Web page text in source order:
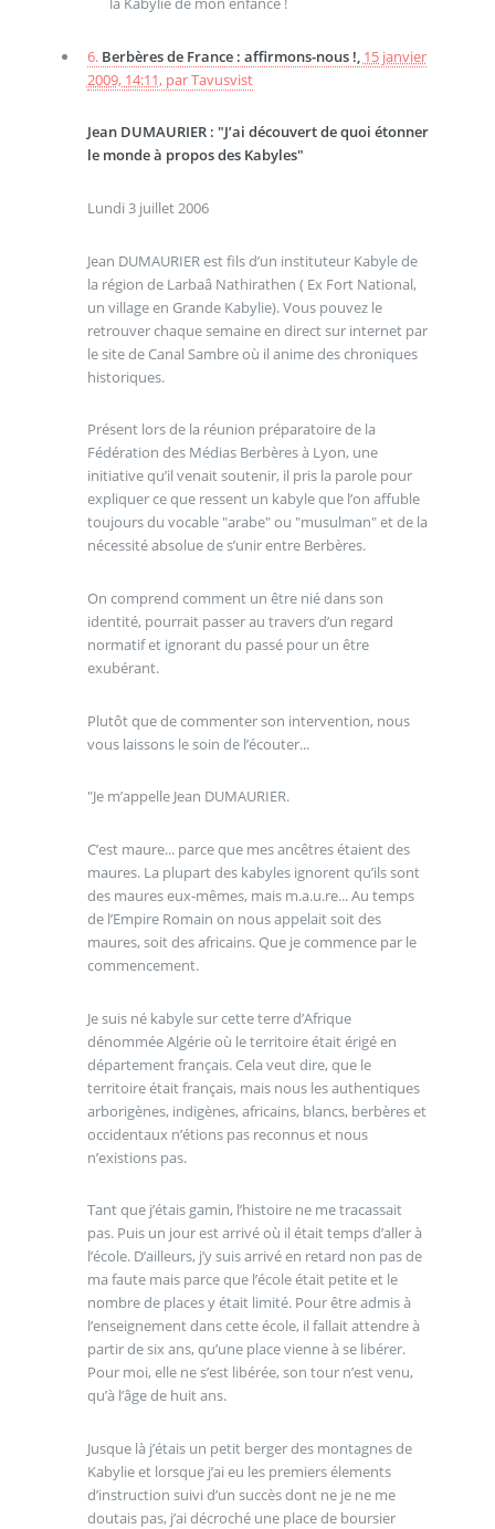
6. Berbères de France : affirmons-nous !, 15 janvier
2009, 14:11, parTavusvist
Jean DUMAURIER : "J’ai découvert de quoi étonner
le monde à propos des Kabyles"
Lundi 3 juillet 2006
Jean DUMAURIER est fils d’un instituteur Kabyle de
la région de Larbaâ Nathirathen ( Ex Fort National,
un village en Grande Kabylie). Vous pouvez le
retrouver chaque semaine en direct sur internet par
le site de Canal Sambre où il anime des chroniques
historiques.
Présent lors de la réunion préparatoire de la
Fédération des Médias Berbères à Lyon, une
initiative qu’il venait soutenir, il pris la parole pour
expliquer ce que ressent un kabyle que l’on affuble
toujours du vocable "arabe" ou "musulman" et de la
nécessité absolue de s’unir entre Berbères.
On comprend comment un être nié dans son
identité, pourrait passer au travers d’un regard
normatif et ignorant du passé pour un être
exubérant.
Plutôt que de commenter son intervention, nous
vous laissons le soin de l’écouter...
"Je m’appelle Jean DUMAURIER.
C’est maure... parce que mes ancêtres étaient des
maures. La plupart des kabyles ignorent qu’ils sont
des maures eux-mêmes, mais m.a.u.re... Au temps
de l’Empire Romain on nous appelait soit des
maures, soit des africains. Que je commence par le
commencement.
Je suis né kabyle sur cette terre d’Afrique
dénommée Algérie où le territoire était érigé en
département français. Cela veut dire, que le
territoire était français, mais nous les authentiques
arborigènes, indigènes, africains, blancs, berbères et
occidentaux n’étions pas reconnus et nous
n’existions pas.
Tant que j’étais gamin, l’histoire ne me tracassait
pas. Puis un jour est arrivé où il était temps d’aller à
l’école. D’ailleurs, j’y suis arrivé en retard non pas de
ma faute mais parce que l’école était petite et le
nombre de places y était limité. Pour être admis à
l’enseignement dans cette école, il fallait attendre à
partir de six ans, qu’une place vienne à se libérer.
Pour moi, elle ne s’est libérée, son tour n’est venu,
qu’à l’âge de huit ans.
Jusque là j’étais un petit berger des montagnes de
Kabylie et lorsque j’ai eu les premiers élements
d’instruction suivi d’un succès dont ne je ne me
doutais pas, j’ai décroché une place de boursier